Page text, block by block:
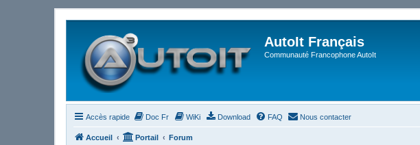
AutoIt Français
Communauté Francophone AutoIt
Accès rapide Doc Fr WiKi Download FAQ Nous contacter
Accueil Portail Forum